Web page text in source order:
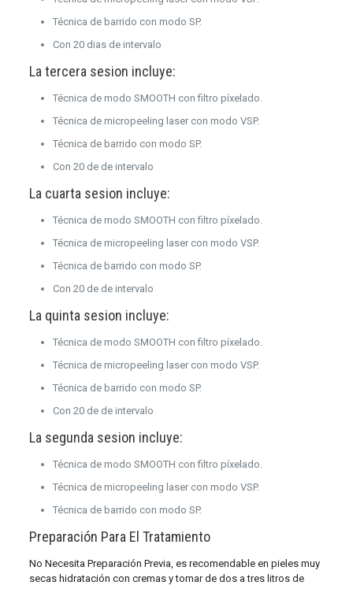
Técnica de barrido con modo SP.
Con 20 dias de intervalo
La tercera sesion incluye:
Técnica de modo SMOOTH con filtro píxelado.
Técnica de micropeeling laser con modo VSP.
Técnica de barrido con modo SP.
Con 20 de de intervalo
La cuarta sesion incluye:
Técnica de modo SMOOTH con filtro píxelado.
Técnica de micropeeling laser con modo VSP.
Técnica de barrido con modo SP.
Con 20 de de intervalo
La quinta sesion incluye:
Técnica de modo SMOOTH con filtro píxelado.
Técnica de micropeeling laser con modo VSP.
Técnica de barrido con modo SP.
Con 20 de de intervalo
La segunda sesion incluye:
Técnica de modo SMOOTH con filtro píxelado.
Técnica de micropeeling laser con modo VSP.
Técnica de barrido con modo SP.
Preparación Para El Tratamiento
No Necesita Preparación Previa, es recomendable en pieles muy
secas hidratación con cremas y tomar de dos a tres litros de